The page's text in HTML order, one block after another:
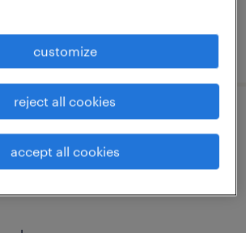
2025
ーカー系／流通・サービス系
customize
reject all cookies
accept all cookies